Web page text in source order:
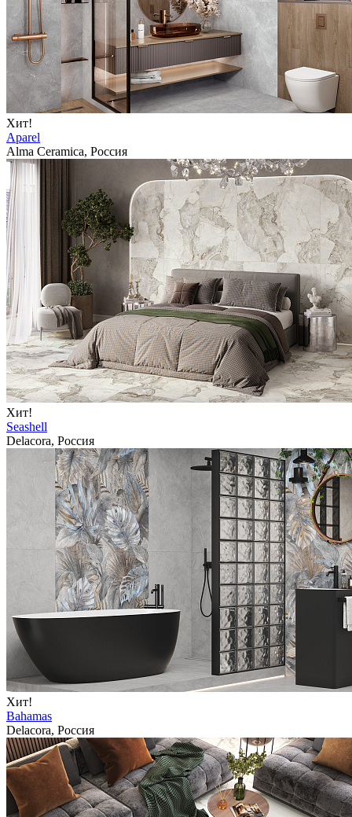
Хит!
Aparel
Alma Ceramica, Россия
Хит!
Seashell
Delacora, Россия
Хит!
Bahamas
Delacora, Россия